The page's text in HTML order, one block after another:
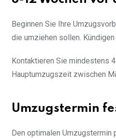
Beginnen Sie Ihre
die umziehen sollen.
Kontaktieren Sie mindestens
Hauptumzugszeit zwischen
Umzugstermin
Den optimalen Umzugstermin